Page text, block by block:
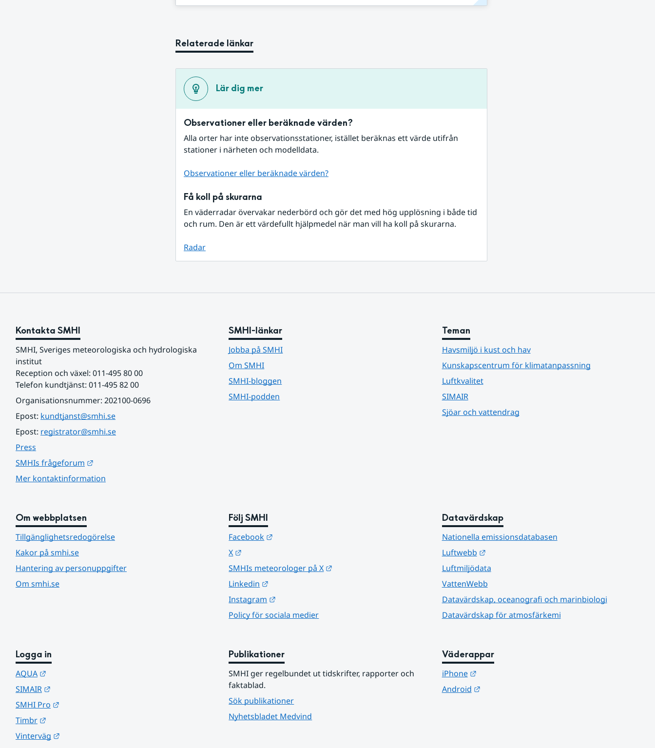
Relaterade länkar
Lär dig mer
Observationer eller beräknade värden?
Alla orter har inte observationsstationer, istället beräknas ett värde utifrån
stationer i närheten och modelldata.
Observationer eller beräknade värden?
Få koll på skurarna
En väderradar övervakar nederbörd och gör det med hög upplösning i både tid
och rum. Den är ett värdefullt hjälpmedel när man vill ha koll på skurarna.
Radar
Kontakta SMHI
SMHI, Sveriges meteorologiska och hydrologiska
institut
Reception och växel: 011-495 80 00
Telefon kundtjänst: 011-495 82 00
Organisationsnummer: 202100-0696
Epost: kundtjanst@smhi.se
Epost: registrator@smhi.se
Press
SMHIs frågeforum
Mer kontaktinformation
SMHI-länkar
Jobba på SMHI
Om SMHI
SMHI-bloggen
SMHI-podden
Teman
Havsmiljö i kust och hav
Kunskapscentrum för klimatanpassning
Luftkvalitet
SIMAIR
Sjöar och vattendrag
Om webbplatsen
Tillgänglighetsredogörelse
Kakor på smhi.se
Hantering av personuppgifter
Om smhi.se
Följ SMHI
Facebook
X
SMHIs meteorologer på X
Linkedin
Instagram
Policy för sociala medier
Datavärdskap
Nationella emissionsdatabasen
Luftwebb
Länk till annan webbplats.
Luftmiljödata
VattenWebb
Datavärdskap, oceanografi och marinbiologi
Datavärdskap för atmosfärkemi
Logga in
AQUA
SIMAIR
SMHI Pro
Timbr
Vinterväg
Publikationer
SMHI ger regelbundet ut tidskrifter, rapporter och
faktablad.
Sök publikationer
Nyhetsbladet Medvind
Väderappar
iPhone
Länk till annan webbplats.
Android
Länk till annan webbplats.